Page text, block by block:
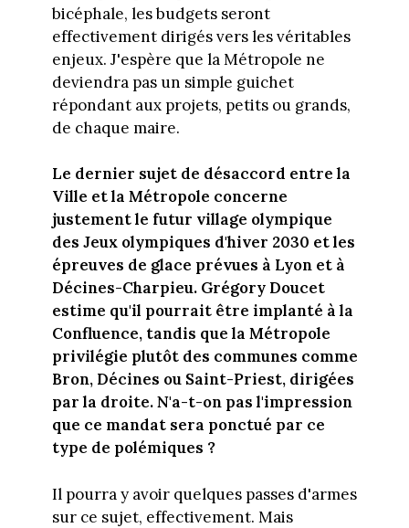
bicéphale, les budgets seront
effectivement dirigés vers les véritables
enjeux. J'espère que la Métropole ne
deviendra pas un simple guichet
répondant aux projets, petits ou grands,
de chaque maire.
Le dernier sujet de désaccord entre la
Ville et la Métropole concerne
justement le futur village olympique
des Jeux olympiques d'hiver 2030 et les
épreuves de glace prévues à Lyon et à
Décines-Charpieu. Grégory Doucet
estime qu'il pourrait être implanté à la
Confluence, tandis que la Métropole
privilégie plutôt des communes comme
Bron, Décines ou Saint-Priest, dirigées
par la droite. N'a-t-on pas l'impression
que ce mandat sera ponctué par ce
type de polémiques ?
Il pourra y avoir quelques passes d'armes
sur ce sujet, effectivement. Mais